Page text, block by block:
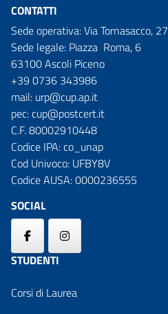
CONTATTI
Sede operativa: Via Tornasacco, 27
Sede legale: Piazza Roma, 6
63100 Ascoli Piceno
+39 0736 343986
mail: urp@cup.ap.it
pec:cup@postcert.it
C.F. 80002910448
Codice IPA: co_unap
Cod Univoco: UFBY8V
Codice AUSA: 0000236555
SOCIAL
STUDENTI
Corsi di Laurea